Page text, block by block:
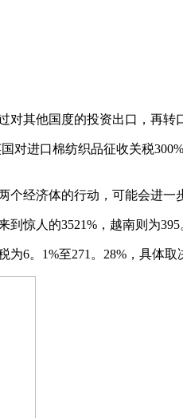
其他国度的投资出口，再转
进口棉纺织品征收关税
经济体的行动，可能会进一
人的3521%，越南则为395
。1%至271。28%，具体取